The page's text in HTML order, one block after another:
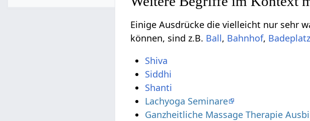
Einige Ausdrücke die vielleicht nur sehr wage in Beziehung
können, sind z.B.
, Bahnhof‏‎,
Shiva
Siddhi
Shanti
Lachyoga Seminare
Ganzheitliche Massage Therapie